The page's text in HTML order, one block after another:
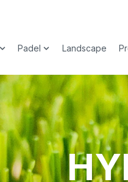
submenu for Esporte
Padel
Show submenu for
Landscape